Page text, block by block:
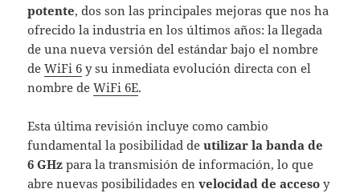
potente, dos son las principales mejoras que nos ha
ofrecido la industria en los últimos años: la llegada
de una nueva versión del estándar bajo el nombre
deWiFi 6 y su inmediata evolución directa con el
nombre deWiFi 6E.
Esta última revisión incluye como cambio
fundamental la posibilidad deutilizar la banda de
6 GHz para la transmisión de información, lo que
abre nuevas posibilidades envelocidad de acceso y